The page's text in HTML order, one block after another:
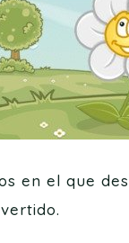
en el que